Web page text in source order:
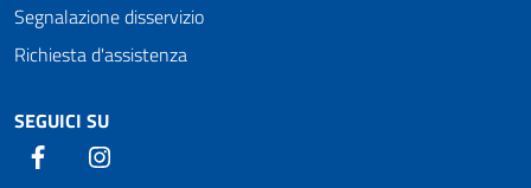
Segnalazione disservizio
Richiesta d'assistenza
SEGUICI SU
Facebook